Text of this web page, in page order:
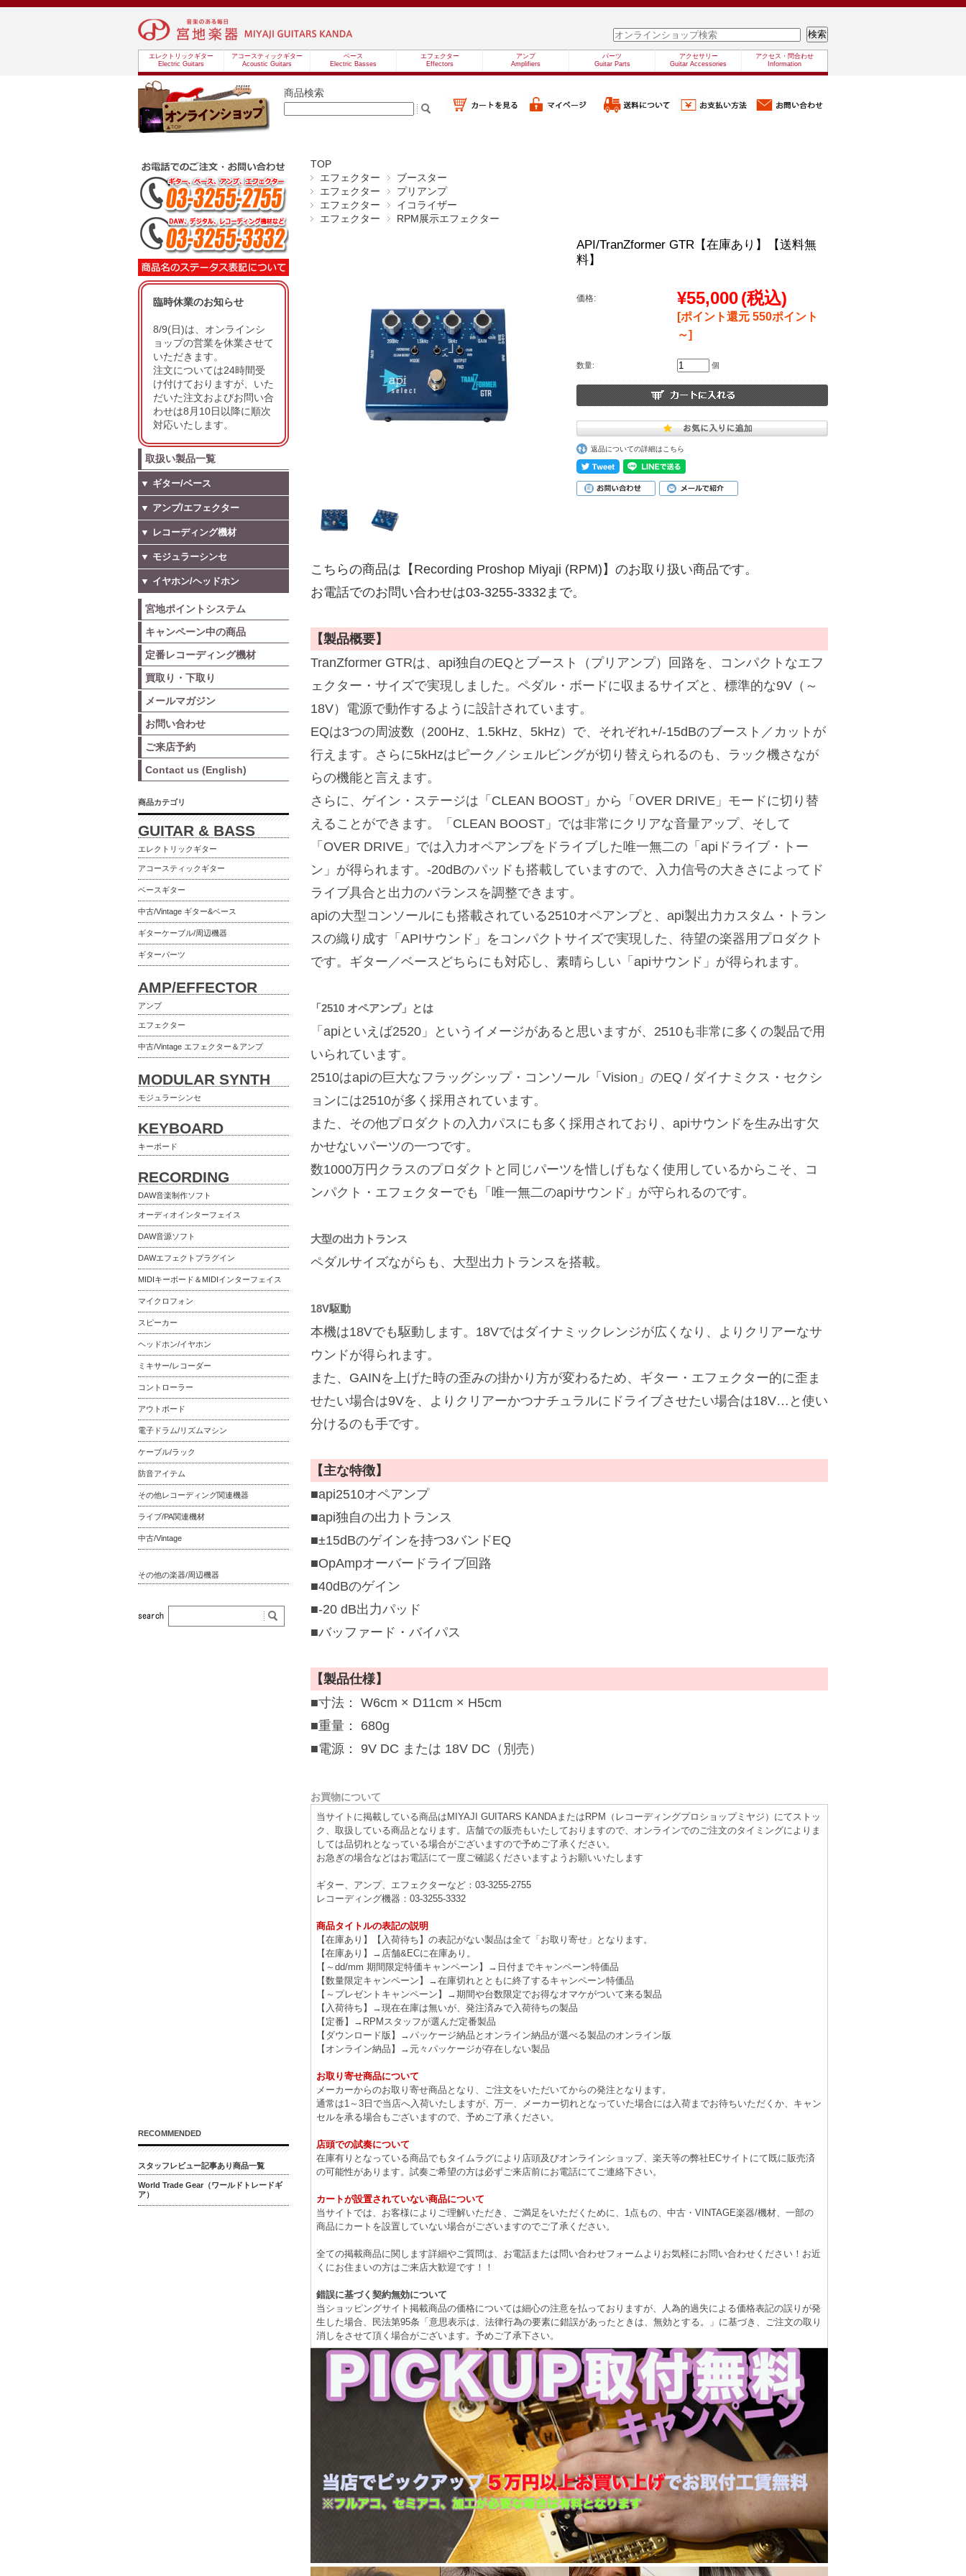
エレクトリックギター
Electric Guitars
アコースティックギター
Acoustic Guitars
ベース
Electric Basses
エフェクター
Effectors
アンプ
Amplifiers
パーツ
Guitar Parts
アクセサリー
Guitar Accessories
アクセス・問合わせ
Information
商品検索
TOP
エフェクター
ブースター
エフェクター
プリアンプ
エフェクター
イコライザー
エフェクター
RPM展示エフェクター
API/TranZformer GTR【在庫あり】【送料無
料】
価格: ¥55,000(税込)
[ポイント還元 550ポイント
～]
数量: 個
返品についての詳細はこちら
こちらの商品は【Recording Proshop Miyaji (RPM)】のお取り扱い商品です。
お電話でのお問い合わせは03-3255-3332まで。
【製品概要】
TranZformer GTRは、api独自のEQとブースト（プリアンプ）回路を、コンパクトなエフ
ェクター・サイズで実現しました。ペダル・ボードに収まるサイズと、標準的な9V（～
18V）電源で動作するように設計されています。
EQは3つの周波数（200Hz、1.5kHz、5kHz）で、それぞれ+/-15dBのブースト／カットが
行えます。さらに5kHzはピーク／シェルビングが切り替えられるのも、ラック機さなが
らの機能と言えます。
さらに、ゲイン・ステージは「CLEAN BOOST」から「OVER DRIVE」モードに切り替
えることができます。「CLEAN BOOST」では非常にクリアな音量アップ、そして
「OVER DRIVE」では入力オペアンプをドライブした唯一無二の「apiドライブ・トー
ン」が得られます。-20dBのパッドも搭載していますので、入力信号の大きさによってド
ライブ具合と出力のバランスを調整できます。
apiの大型コンソールにも搭載されている2510オペアンプと、api製出力カスタム・トラン
スの織り成す「APIサウンド」をコンパクトサイズで実現した、待望の楽器用プロダクト
です。ギター／ベースどちらにも対応し、素晴らしい「apiサウンド」が得られます。
「2510 オペアンプ」とは
「apiといえば2520」というイメージがあると思いますが、2510も非常に多くの製品で用
いられています。
2510はapiの巨大なフラッグシップ・コンソール「Vision」のEQ / ダイナミクス・セクシ
ョンには2510が多く採用されています。
また、その他プロダクトの入力パスにも多く採用されており、apiサウンドを生み出す欠
かせないパーツの一つです。
数1000万円クラスのプロダクトと同じパーツを惜しげもなく使用しているからこそ、コ
ンパクト・エフェクターでも「唯一無二のapiサウンド」が守られるのです。
大型の出力トランス
ペダルサイズながらも、大型出力トランスを搭載。
18V駆動
本機は18Vでも駆動します。18Vではダイナミックレンジが広くなり、よりクリアーなサ
ウンドが得られます。
また、GAINを上げた時の歪みの掛かり方が変わるため、ギター・エフェクター的に歪ま
せたい場合は9Vを、よりクリアーかつナチュラルにドライブさせたい場合は18V…と使い
分けるのも手です。
【主な特徴】
■api2510オペアンプ
■api独自の出力トランス
■±15dBのゲインを持つ3バンドEQ
■OpAmpオーバードライブ回路
■40dBのゲイン
■-20 dB出力パッド
■バッファード・バイパス
【製品仕様】
■寸法： W6cm × D11cm × H5cm
■重量： 680g
■電源： 9V DC または 18V DC（別売）
お買物について
当サイトに掲載している商品はMIYAJI GUITARS KANDAまたはRPM（レコーディングプロショップミヤジ）にてストッ
ク、取扱している商品となります。店舗での販売もいたしておりますので、オンラインでのご注文のタイミングによりま
しては品切れとなっている場合がございますので予めご了承ください。
お急ぎの場合などはお電話にて一度ご確認くださいますようお願いいたします
ギター、アンプ、エフェクターなど：03-3255-2755
レコーディング機器：03-3255-3332
商品タイトルの表記の説明
【在庫あり】【入荷待ち】の表記がない製品は全て「お取り寄せ」となります。
【在庫あり】→店舗&ECに在庫あり。
【～dd/mm 期間限定特価キャンペーン】→日付までキャンペーン特価品
【数量限定キャンペーン】→在庫切れとともに終了するキャンペーン特価品
【～プレゼントキャンペーン】→期間や台数限定でお得なオマケがついて来る製品
【入荷待ち】→現在在庫は無いが、発注済みで入荷待ちの製品
【定番】→RPMスタッフが選んだ定番製品
【ダウンロード版】→パッケージ納品とオンライン納品が選べる製品のオンライン版
【オンライン納品】→元々パッケージが存在しない製品
お取り寄せ商品について
メーカーからのお取り寄せ商品となり、ご注文をいただいてからの発注となります。
通常は1～3日で当店へ入荷いたしますが、万一、メーカー切れとなっていた場合には入荷までお待ちいただくか、キャン
セルを承る場合もございますので、予めご了承ください。
店頭での試奏について
在庫有りとなっている商品でもタイムラグにより店頭及びオンラインショップ、楽天等の弊社ECサイトにて既に販売済
の可能性があります。試奏ご希望の方は必ずご来店前にお電話にてご連絡下さい。
カートが設置されていない商品について
当サイトでは、お客様によりご理解いただき、ご満足をいただくために、1点もの、中古・VINTAGE楽器/機材、一部の
商品にカートを設置していない場合がございますのでご了承ください。
全ての掲載商品に関します詳細やご質問は、お電話または問い合わせフォームよりお気軽にお問い合わせください！お近
くにお住まいの方はご来店大歓迎です！！
錯誤に基づく契約無効について
当ショッピングサイト掲載商品の価格については細心の注意を払っておりますが、人為的過失による価格表記の誤りが発
生した場合、民法第95条「意思表示は、法律行為の要素に錯誤があったときは、無効とする。」に基づき、ご注文の取り
消しをさせて頂く場合がございます。予めご了承下さい。
臨時休業のお知らせ
8/9(日)は、オンラインシ
ョップの営業を休業させて
いただきます。
注文については24時間受
け付けておりますが、いた
だいた注文およびお問い合
わせは8月10日以降に順次
対応いたします。
取扱い製品一覧
▼ ギター/ベース
▼ アンプ/エフェクター
▼ レコーディング機材
▼ モジュラーシンセ
▼ イヤホン/ヘッドホン
宮地ポイントシステム
キャンペーン中の商品
定番レコーディング機材
買取り・下取り
メールマガジン
お問い合わせ
ご来店予約
Contact us (English)
商品カテゴリ
GUITAR & BASS
エレクトリックギター
アコースティックギター
ベースギター
中古/Vintage ギター&ベース
ギターケーブル/周辺機器
ギターパーツ
AMP/EFFECTOR
アンプ
エフェクター
中古/Vintage エフェクター＆アンプ
MODULAR SYNTH
モジュラーシンセ
KEYBOARD
キーボード
RECORDING
DAW音楽制作ソフト
オーディオインターフェイス
DAW音源ソフト
DAWエフェクトプラグイン
MIDIキーボード＆MIDIインターフェイス
マイクロフォン
スピーカー
ヘッドホン/イヤホン
ミキサー/レコーダー
コントローラー
アウトボード
電子ドラム/リズムマシン
ケーブル/ラック
防音アイテム
その他レコーディング関連機器
ライブ/PA関連機材
中古/Vintage
その他の楽器/周辺機器
RECOMMENDED
スタッフレビュー記事あり商品一覧
World Trade Gear（ワールドトレードギ
ア）